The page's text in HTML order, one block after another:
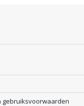
gebruiksvoorwaarden